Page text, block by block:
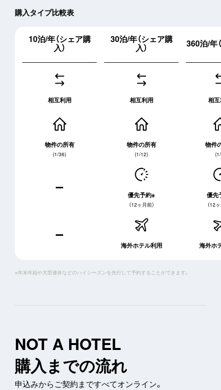
購入タイプ比較表
10泊/年（シェア購
入）
30泊/年（シェア購
入） 360泊/年
相互利用 相互利用 相
物件の所有
(1/36)
物件の所有
(1/12)
物件
優先予約※
（12ヶ月前）
優先
（12
海外ホテル利用 海外ホ
※年末年始や大型連休などのハイシーズンを先行して予約することができます。
NOT A HOTEL
購入までの流れ
申込みからご契約まですべてオンライン。